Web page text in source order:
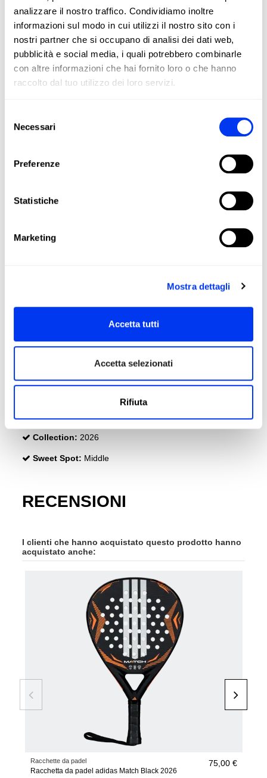
analizzare il nostro traffico. Condividiamo inoltre
informazioni sul modo in cui utilizzi il nostro sito con i
nostri partner che si occupano di analisi dei dati web,
pubblicità e social media, i quali potrebbero combinarle
con altre informazioni che hai fornito loro o che hanno
raccolto dal tuo utilizzo dei loro servizi.
delNecessari
Preferenze
Statistiche
Marketing
Mostra dettagli
Accetta tutti
Accetta selezionati
Rifiuta
miglioramento del tuo gioco.
Level:
Shape:
Rubber: Eva Soft Performance
Fiberglass
Durability : Smart Holes Lineal
Structural Reinforcement
Ranges: Match
Collection: 2026
Sweet Spot: Middle
RECENSIONI
I clienti che hanno acquistato questo prodotto hanno
acquistato anche:
Racchette da padel
Racchetta da padel adidas Match Black 2026
75,00 €